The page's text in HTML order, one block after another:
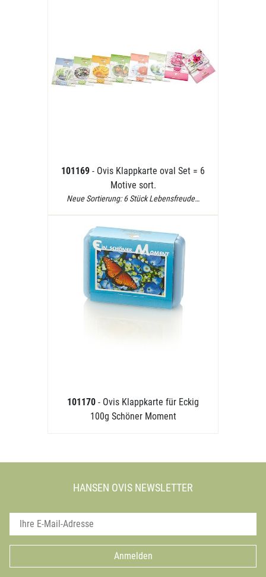
101169 - Ovis Klappkarte oval Set = 6
Motive sort.
Neue Sortierung: 6 Stück Lebensfreude…
101170 - Ovis Klappkarte für Eckig
100g Schöner Moment
HANSEN OVIS NEWSLETTER
Anmelden